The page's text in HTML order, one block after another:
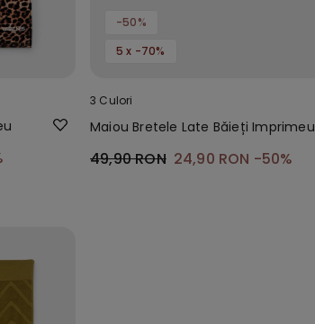
-50%
5 x -70%
3 Culori
Maiou Bretele Late Băieți Imprimeu
49,90 RON 24,90 RON -50%